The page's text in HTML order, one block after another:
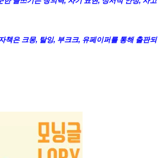
책은 크몽, 탈잉, 부크크, 유페이퍼를 통해 출판되